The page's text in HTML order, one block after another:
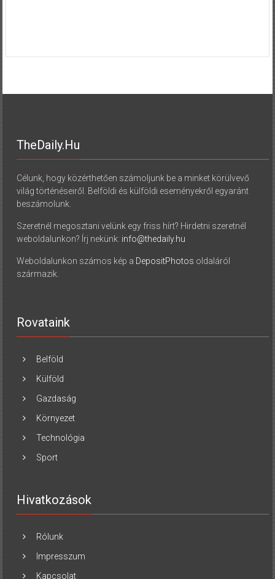
TheDaily.hu
Célunk, hogy közérthetően számoljunk be a minket körülvevő
világ történéseiről. Belföldi és külföldi eseményekről egyaránt
beszámolunk.
Szeretnél megosztani velünk egy friss hírt? Hirdetni szeretnél
weboldalunkon? Írj nekünk: info@thedaily.hu
Weboldalunkon számos kép a DepositPhotos oldaláról
származik.
Rovataink
Belföld
Külföld
Gazdaság
Környezet
Technológia
Sport
Hivatkozások
Rólunk
Impresszum
Kapcsolat